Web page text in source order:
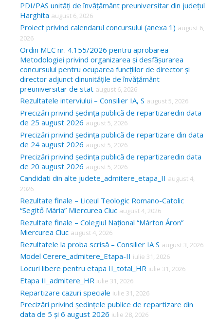
PDI/PAS unități de învățământ preuniversitar din județul
Harghita august 6, 2026
Proiect privind calendarul concursului (anexa 1) august 6,
2026
Ordin MEC nr. 4.155/2026 pentru aprobarea
Metodologiei privind organizarea și desfășurarea
concursului pentru ocuparea funcțiilor de director și
director adjunct dinunitățile de învățământ
preuniversitar de stat august 6, 2026
Rezultatele interviului – Consilier IA, S august 5, 2026
Precizări privind ședința publică de repartizaredin data
de 25 august 2026 august 5, 2026
Precizări privind ședința publică de repartizare din data
de 24 august 2026 august 5, 2026
Precizări privind ședința publică de repartizaredin data
de 20 august 2026 august 5, 2026
Candidati din alte judete_admitere_etapa_II august 4,
2026
Rezultate finale – Liceul Teologic Romano-Catolic
“Segítő Mária” Miercurea Ciuc august 4, 2026
Rezultate finale – Colegiul Național “Márton Áron”
Miercurea Ciuc august 4, 2026
Rezultatele la proba scrisă – Consilier IA S august 3, 2026
Model Cerere_admitere_Etapa-II iulie 31, 2026
Locuri libere pentru etapa II_total_HR iulie 31, 2026
Etapa II_admitere_HR iulie 31, 2026
Repartizare cazuri speciale iulie 31, 2026
Precizări privind ședințele publice de repartizare din
data de 5 și 6 august 2026 iulie 28, 2026